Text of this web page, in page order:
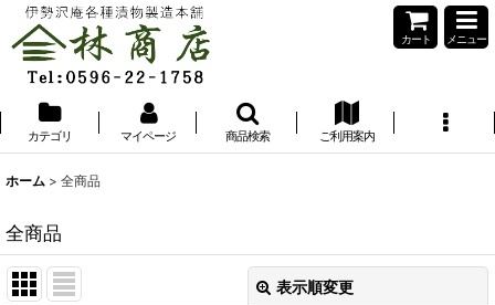
カート メニュー
カテゴリ マイページ 商品検索 ご利用案内
ホーム > 全商品
全商品
表示順変更